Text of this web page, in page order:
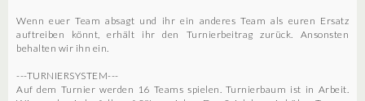
Wenn euer Team absagt und ihr ein anderes Team als euren Ersatz
auftreiben könnt, erhält ihr den Turnierbeitrag zurück. Ansonsten
behalten wir ihn ein.
---TURNIERSYSTEM---
Auf dem Turnier werden 16 Teams spielen. Turnierbaum ist in Arbeit.